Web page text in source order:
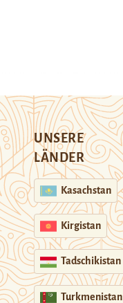
UNSERE
LÄNDER
Kasachstan
Kirgistan
Tadschikistan
Turkmenistan